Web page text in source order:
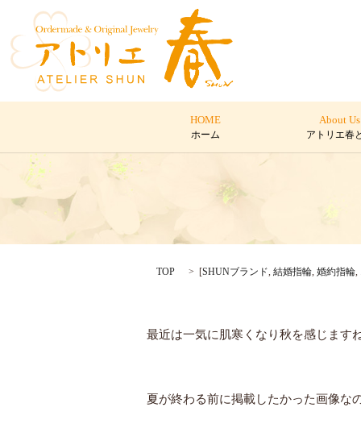
HOME
ホーム
About Us
アトリエ春
TOP [SHUNブランド 結婚指輪 婚約指輪
最近は一気に肌寒くなり秋を感じます
夏が終わる前に掲載したかった画像な